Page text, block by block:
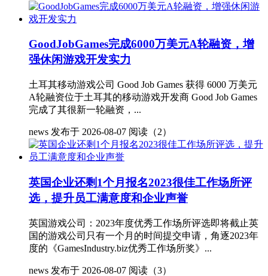
GoodJobGames完成6000万美元A轮融资，增
强休闲游戏开发实力
土耳其移动游戏公司 Good Job Games 获得 6000 万美元
A轮融资位于土耳其的移动游戏开发商 Good Job Games
完成了其很新一轮融资，...
news 发布于 2026-08-07 阅读（2）
英国企业还剩1个月报名2023很佳工作场所评
选，提升员工满意度和企业声誉
英国游戏公司：2023年度优秀工作场所评选即将截止英
国的游戏公司只有一个月的时间提交申请，角逐2023年
度的《GamesIndustry.biz优秀工作场所奖》...
news 发布于 2026-08-07 阅读（3）